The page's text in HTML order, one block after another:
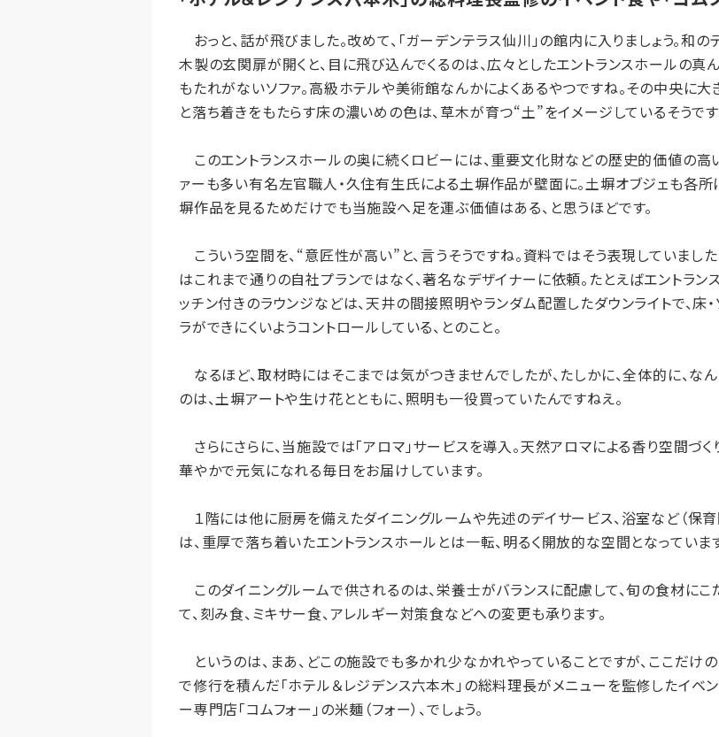
おっと、話が飛びました。改めて、「ガーデンテラス仙川」の館内に入りましょう。和
木製の玄関扉が開くと、目に飛び込んでくるのは、広々としたエントランスホールの真
もたれがないソファ。高級ホテルや美術館なんかによくあるやつですね。その中央に
と落ち着きをもたらす床の濃いめの色は、草木が育つ“土”をイメージしているそうです
このエントランスホールの奥に続くロビーには、重要文化財などの歴史的価値の
ァーも多い有名左官職人・久住有生氏による土塀作品が壁面に。土塀オブジェも各所
塀作品を見るためだけでも当施設へ足を運ぶ価値はある、と思うほどです。
こういう空間を、“意匠性が高い”と、言うそうですね。資料ではそう表現していました
はこれまで通りの自社プランではなく、著名なデザイナーに依頼。たとえばエントラン
ッチン付きのラウンジなどは、天井の間接照明やランダム配置したダウンライトで、床
ラができにくいようコントロールしている、とのこと。
なるほど、取材時にはそこまでは気がつきませんでしたが、たしかに、全体的に、な
のは、土塀アートや生け花とともに、照明も一役買っていたんですねえ。
さらにさらに、当施設では「アロマ」サービスを導入。天然アロマによる香り空間づく
華やかで元気になれる毎日をお届けしています。
１階には他に厨房を備えたダイニングルームや先述のデイサービス、浴室など（保育
は、重厚で落ち着いたエントランスホールとは一転、明るく開放的な空間となっていま
このダイニングルームで供されるのは、栄養士がバランスに配慮して、旬の食材に
て、刻み食、ミキサー食、アレルギー対策食などへの変更も承ります。
というのは、まあ、どこの施設でも多かれ少なかれやっていることですが、ここだけ
で修行を積んだ「ホテル＆レジデンス六本木」の総料理長がメニューを監修したイベ
ー専門店「コムフォー」の米麺（フォー）、でしょう。